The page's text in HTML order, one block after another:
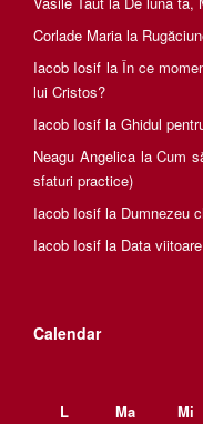
Corlade Maria la
Iacob Iosif la În ce
lui Cristos?
Iacob Iosif la Ghidul
Neagu AngelicalaCum
sfaturi practice)
Iacob Iosif la Dumnezeu
Iacob Iosif la Data
Calendar
L
Ma Mi